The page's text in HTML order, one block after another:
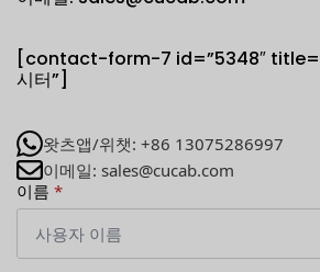
[contact-form-7 id=”5348″
시터”]
왓츠앱/위챗: +86 13075286997
이메일: sales@cucab.com
이름 *